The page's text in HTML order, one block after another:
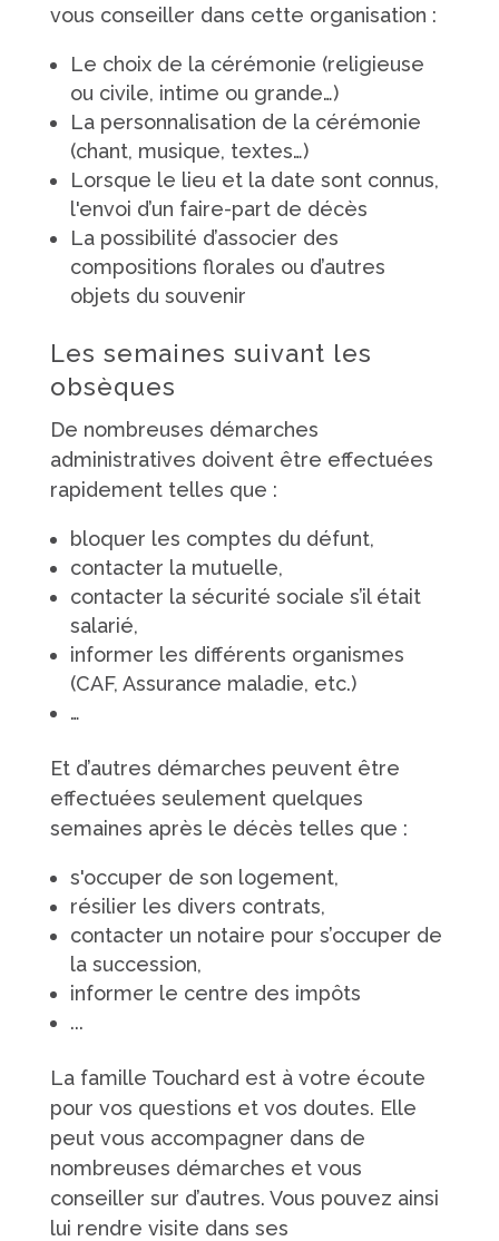
vous conseiller dans cette organisation :
Le choix de la cérémonie (religieuse
ou civile, intime ou grande…)
La personnalisation de la cérémonie
(chant, musique, textes…)
Lorsque le lieu et la date sont connus,
l'envoi d’un faire-part de décès
La possibilité d’associer des
compositions florales ou d’autres
objets du souvenir
Les semaines suivant les
obsèques
De nombreuses démarches
administratives doivent être effectuées
rapidement telles que :
bloquer les comptes du défunt,
contacter la mutuelle,
contacter la sécurité sociale s’il était
salarié,
informer les différents organismes
(CAF, Assurance maladie, etc.)
…
Et d’autres démarches peuvent être
effectuées seulement quelques
semaines après le décès telles que :
s'occuper de son logement,
résilier les divers contrats,
contacter un notaire pour s’occuper de
la succession,
informer le centre des impôts
...
La famille Touchard est à votre écoute
pour vos questions et vos doutes. Elle
peut vous accompagner dans de
nombreuses démarches et vous
conseiller sur d’autres. Vous pouvez ainsi
lui rendre visite dans ses